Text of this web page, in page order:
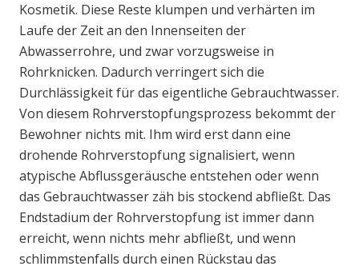
Kosmetik. Diese Reste klumpen und verhärten im
Laufe der Zeit an den Innenseiten der
Abwasserrohre, und zwar vorzugsweise in
Rohrknicken. Dadurch verringert sich die
Durchlässigkeit für das eigentliche Gebrauchtwasser.
Von diesem Rohrverstopfungsprozess bekommt der
Bewohner nichts mit. Ihm wird erst dann eine
drohende Rohrverstopfung signalisiert, wenn
atypische Abflussgeräusche entstehen oder wenn
das Gebrauchtwasser zäh bis stockend abfließt. Das
Endstadium der Rohrverstopfung ist immer dann
erreicht, wenn nichts mehr abfließt, und wenn
schlimmstenfalls durch einen Rückstau das